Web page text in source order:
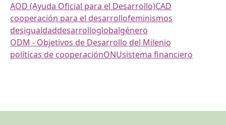
AOD (Ayuda Oficial para el Desarrollo)CAD
cooperación para el desarrollofeminismos
desigualdaddesarrolloglobalgénero
ODM - Objetivos de Desarrollo del Milenio
políticas de cooperaciónONUsistema financiero